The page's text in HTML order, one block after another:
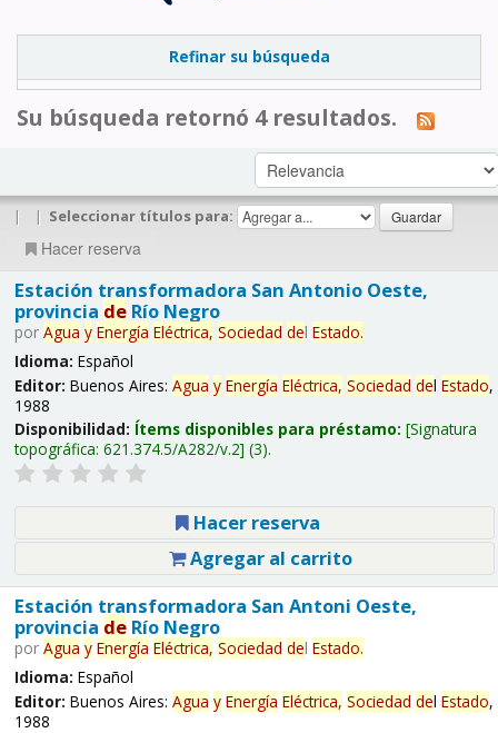
Refinar su búsqueda
Su búsqueda retornó 4 resultados.
| | Seleccionar títulos para:
Hacer reserva
Estación transformadora San Antonio Oeste,
provincia deRío Negro
por Agua y Energía Eléctrica, Sociedad del Estado.
Idioma: Español
Editor: Buenos Aires: Agua y Energía Eléctrica, Sociedad del Estado,
1988
Disponibilidad: Ítems disponibles para préstamo: Signatura
topográfica: 621.374.5/A282/v.2 (3).
Hacer reserva
Agregar al carrito
Estación transformadora San Antoni Oeste,
provincia deRío Negro
por Agua y Energía Eléctrica, Sociedad del Estado.
Idioma: Español
Editor: Buenos Aires: Agua y Energía Eléctrica, Sociedad del Estado,
1988